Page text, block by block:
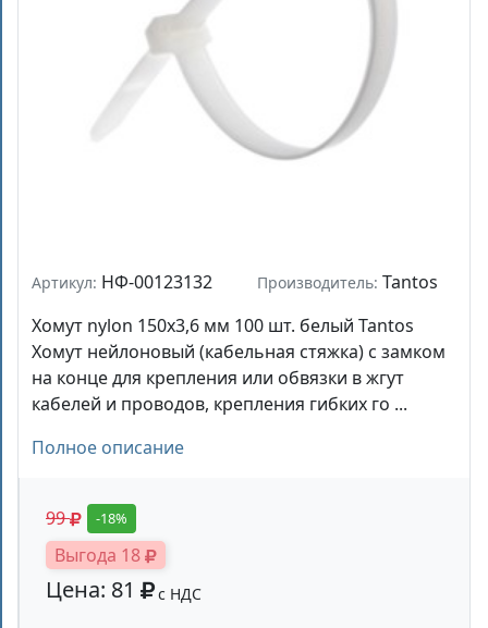
Артикул: НФ-00123132 Производитель: Tantos
Хомут nylon 150x3,6 мм 100 шт. белый Tantos
Хомут нейлоновый (кабельная стяжка) с замком
на конце для крепления или обвязки в жгут
кабелей и проводов, крепления гибких го ...
Полное описание
99 -18%
Выгода 18
Цена: 81 с НДС